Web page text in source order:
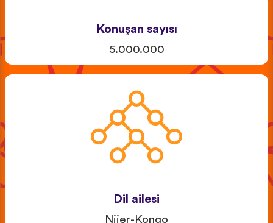
Konuşan sayısı
5.000.000
Dil ailesi
Nijer-Kongo